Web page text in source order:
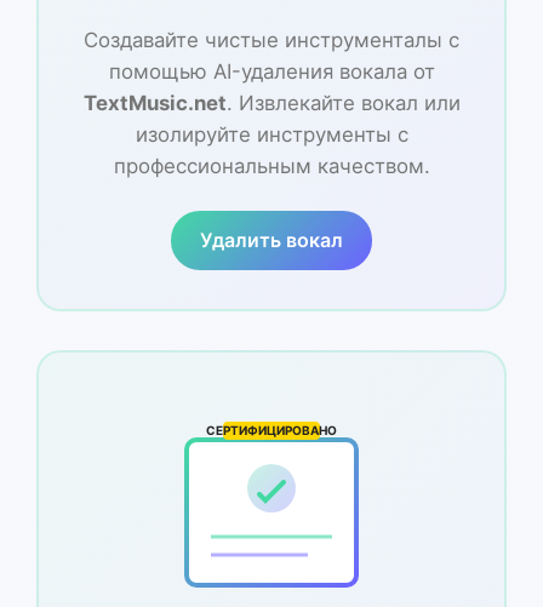
Создавайте чистые инструменталы с
помощью AI-удаления вокала от
TextMusic.net. Извлекайте вокал или
изолируйте инструменты с
профессиональным качеством.
Удалить вокал
СЕРТИФИЦИРОВАНО